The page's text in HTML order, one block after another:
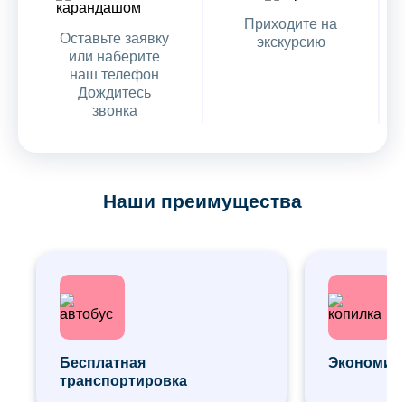
Оставьте заявку
или наберите
наш телефон
Дождитесь
звонка
Приходите на
экскурсию
Наши преимущества
Бесплатная
транспортировка
Экономия